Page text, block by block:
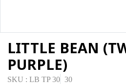
LITTLE BEAN
PURPLE)
SKU : LB TP 30 30